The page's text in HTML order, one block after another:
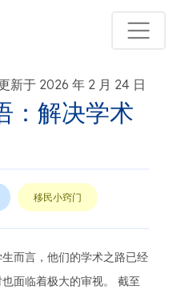
新于 2026 年 2 月 24 日
：解决学术
移民小窍门
而言，他们的学术之路已经
面临着极大的审视。 截至